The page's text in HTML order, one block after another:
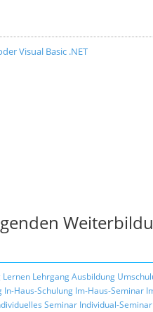
Visual Basic .NET
Lernen LehrgangAusbildung
In-Haus-Schulung Im-Haus-Seminar
Seminar Individual-Seminar